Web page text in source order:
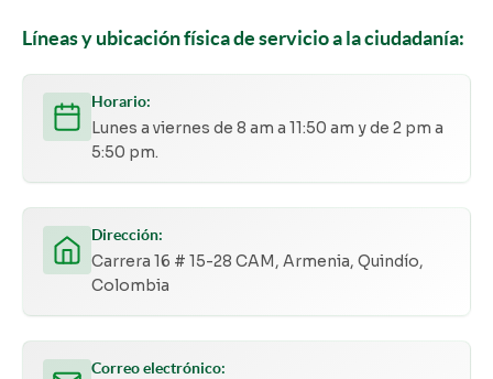
Líneas y ubicación física de servicio a la ciudadanía:
Horario:
Lunes a viernes de 8 am a 11:50 am y de 2 pm a
5:50 pm.
Dirección:
Carrera 16 # 15-28 CAM, Armenia, Quindío,
Colombia
Correo electrónico: